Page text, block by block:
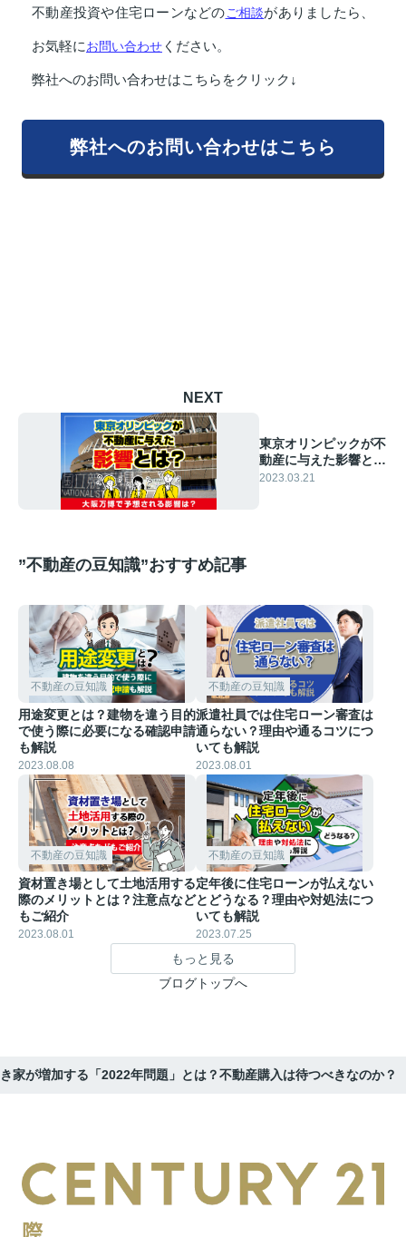
不動産投資や住宅ローンなどのご相談がありましたら、
お気軽にお問い合わせ ください。
弊社へのお問い合わせはこちらをクリック↓
弊社へのお問い合わせはこちら
NEXT
東京オリンピックが不
動産に与えた影響と
は？大阪万博で予想さ
2023.03.21
”不動産の豆知識”おすすめ記事
不動産の豆知識
用途変更とは？建物を違う目的
で使う際に必要になる確認申請
も解説
2023.08.08
不動産の豆知識
派遣社員では住宅ローン審査は
通らない？理由や通るコツにつ
いても解説
2023.08.01
不動産の豆知識
資材置き場として土地活用する
際のメリットとは？注意点など
もご紹介
2023.08.01
不動産の豆知識
定年後に住宅ローンが払えない
とどうなる？理由や対処法につ
いても解説
2023.07.25
もっと見る
ブログトップへ
家が増加する「2022年問題」とは？不動産購入は待つべきなのか？